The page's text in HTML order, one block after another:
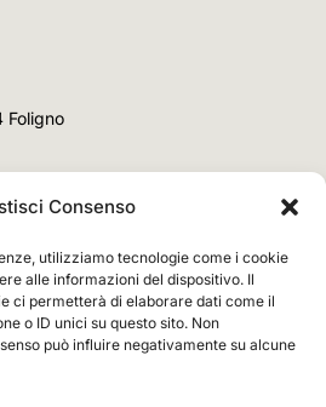
Consenso
utilizziamo tecnologie come i cookie
alle informazioni del dispositivo. Il
ci permetterà di elaborare dati come il
o ID unici su questo sito. Non
può influire negativamente su alcune
Foligno